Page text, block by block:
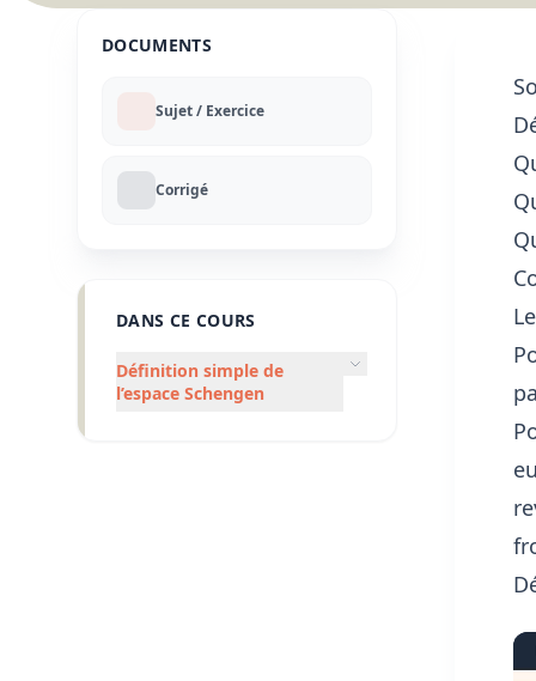
DOCUMENTS
Sujet / Exercice
Corrigé
DANS CE COURS
Définition simple de
l’espace Schengen